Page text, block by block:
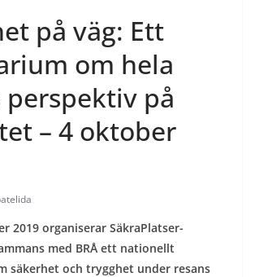
på väg: Ett
om hela
perspektiv på
– 4 oktober
2019 organiserar SäkraPlatser-
med BRÅ ett nationellt
säkerhet och trygghet under resans